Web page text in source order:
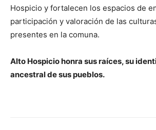
Hospicio y fortalecen los espacios de
participación y valoración de las
presentes en la comuna.
Alto Hospicio honra sus raíces, su
ancestral de sus pueblos.